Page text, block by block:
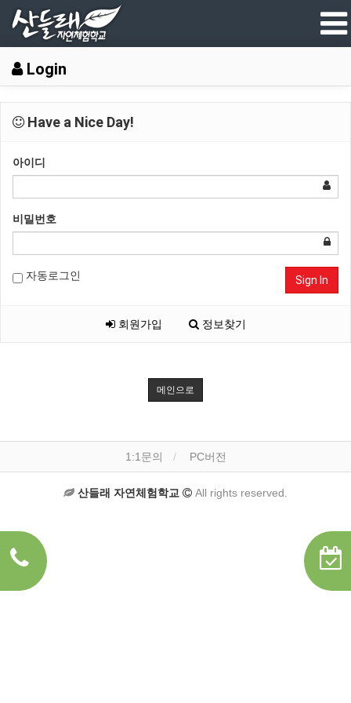
Login
Have a Nice Day!
아이디
비밀번호
자동로그인 Sign In
회원가입 정보찾기
메인으로
1:1문의 PC버전
산들래 자연체험학교 All rights reserved.